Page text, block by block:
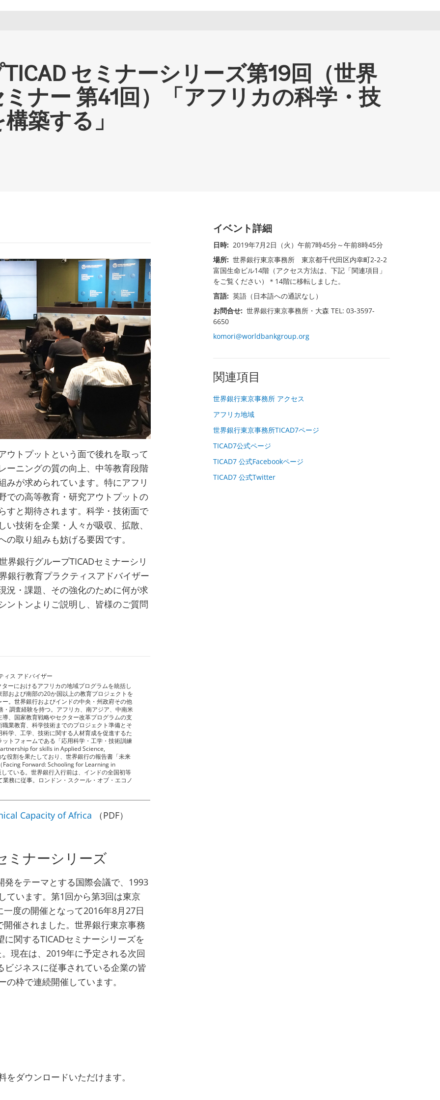
セミナーシリーズ第19回（世界
ナー 第41回）「アフリカの科学・技
築する」
ウトプットという面で後れを取って
ーニングの質の向上、中等教育段階
みが求められています。特にアフリ
での高等教育・研究アウトプットの
すと期待されます。科学・技術面で
技術を企業・人々が吸収、拡散、
取り組みも妨げる要因です。
界銀行グループTICADセミナーシリ
銀行教育プラクティスアドバイザー
況・課題、その強化のために何が求
ントンよりご説明し、皆様のご質問
ィス アドバイザー
ーにおけるアフリカの地域プログラムを統括し
および南部の20か国以上の教育プロジェクトを
。世界銀行およびインドの中央・州政府その他
調査経験を持つ。アフリカ、南アジア、中南米
、国家教育戦略やセクター改革プログラムの支
業教育、科学技術までのプロジェクト準備とそ
学、工学、技術に関する人材育成を促進するた
トフォームである「応用科学・工学・技術訓練
for skills in Applied Science,
役割を果たしており、世界銀行の報告書「未来
Facing Forward: Schooling for Learning in
ている。世界銀行入行前は、インドの全国初等
務に従事。ロンドン・スクール・オブ・エコノ
Capacity of Africa （PDF）
ミナーシリーズ
発をテーマとする国際会議で、1993
ています。第1回から第3回は東京
度の開催となって2016年8月27日
催されました。世界銀行東京事務
関するTICADセミナーシリーズを
現在は、2019年に予定される次回
ビジネスに従事されている企業の皆
枠で連続開催しています。
ダウンロードいただけます。
イベント詳細
日時: 2019年7月2日（火）午前7時45分～午前8時45分
場所: 世界銀行東京事務所 東京都千代田区内幸町2-2-2
富国生命ビル14階（アクセス方法は、下記「関連項目」
をご覧ください）＊14階に移転しました。
言語: 英語（日本語への通訳なし）
お問合せ: 世界銀行東京事務所・大森 TEL: 03-3597-
6650
komori@worldbankgroup.org
関連項目
世界銀行東京事務所 アクセス
アフリカ地域
世界銀行東京事務所TICAD7ページ
TICAD7公式ページ
TICAD7 公式Facebookページ
TICAD7 公式Twitter